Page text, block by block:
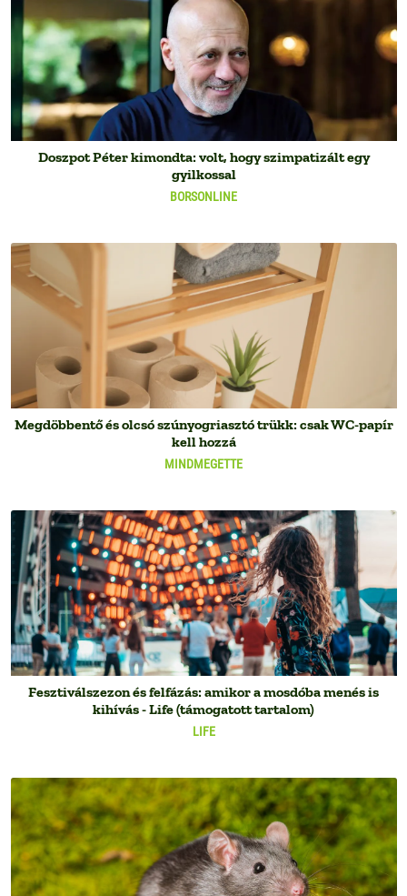
BORSONLINE
Doszpot Péter kimondta: volt, hogy szimpatizált egy
gyilkossal
MINDMEGETTE
Megdöbbentő és olcsó szúnyogriasztó trükk: csak WC-papír
kell hozzá
LIFE
Fesztiválszezon és felfázás: amikor a mosdóba menés is
kihívás - Life (támogatott tartalom)